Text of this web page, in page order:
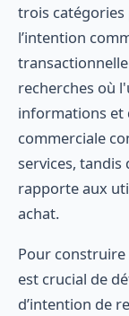
trois catégories
l’intention
recherches où
informations et
commerciale
services, tandis
rapporte aux
achat.
Pour
est crucial de
d’intention de